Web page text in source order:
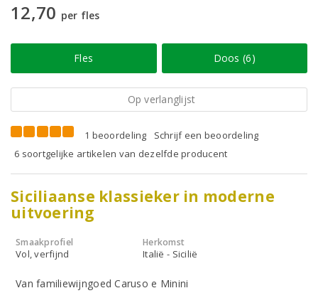
12,70 per fles
Fles Doos (6)
Op verlanglijst
1 beoordeling
Schrijf een beoordeling
6 soortgelijke artikelen van dezelfde producent
Siciliaanse klassieker in moderne
uitvoering
Smaakprofiel
Vol, verfijnd
Herkomst
Italië - Sicilië
Van familiewijngoed Caruso e Minini